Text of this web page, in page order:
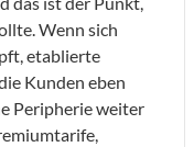
Wenn sich
etablierte
Kunden eben
Peripherie weiter